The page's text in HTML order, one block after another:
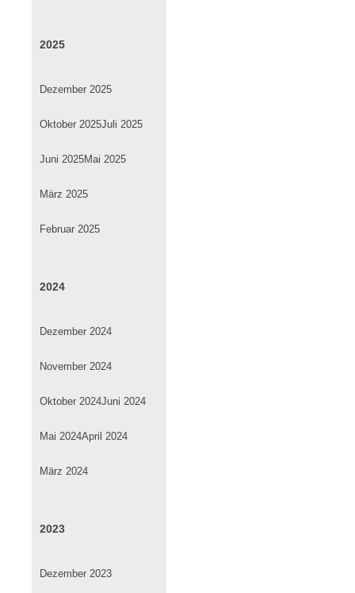
2025
Dezember 2025
Oktober 2025Juli 2025
Juni 2025Mai 2025
März 2025
Februar 2025
2024
Dezember 2024
November 2024
Oktober 2024Juni 2024
Mai 2024April 2024
März 2024
2023
Dezember 2023